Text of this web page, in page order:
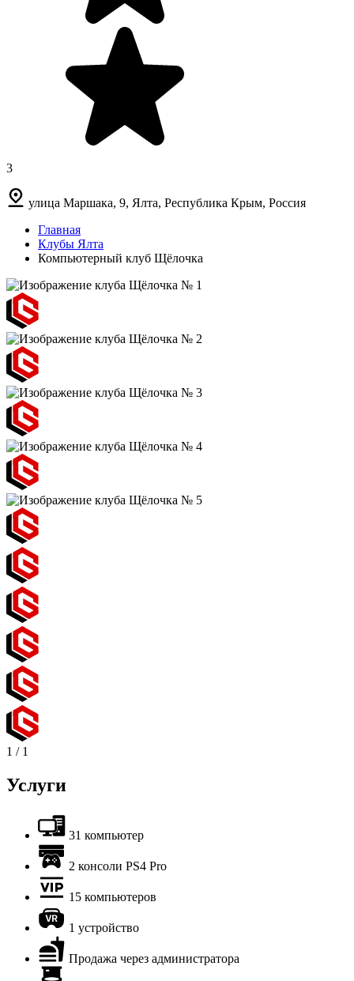
3
улица Маршака, 9, Ялта, Республика Крым, Россия
Главная
Клубы Ялта
Компьютерный клуб Щёлочка
1 / 1
Услуги
31 компьютер
2 консоли PS4 Pro
15 компьютеров
1 устройство
Продажа через администратора